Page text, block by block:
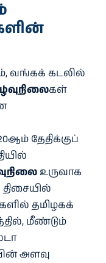
வங்கக் கடலில்
கள்
தேதிக்குப்
உருவாக
தமிழகக்
மீண்டும்
அளவு